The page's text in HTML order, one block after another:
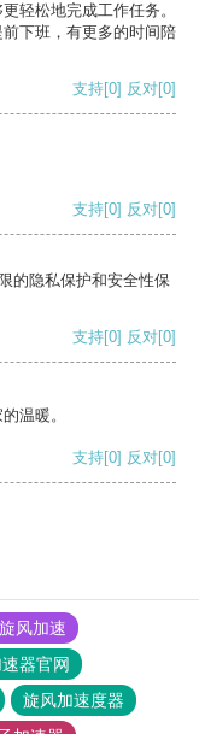
轻松地完成工作任务。
下班，有更多的时间陪
支持[0] 反对[0]
支持[0] 反对[0]
的隐私保护和安全性保
支持[0] 反对[0]
温暖。
支持[0] 反对[0]
旋风加速
器官网
旋风加速度器